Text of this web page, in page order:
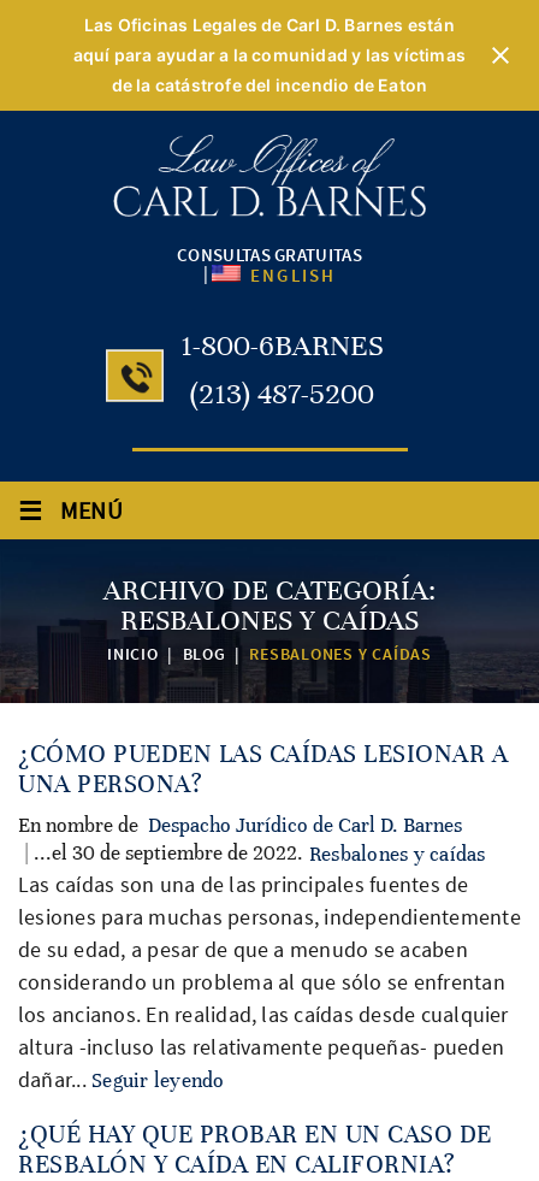
Las Oficinas Legales de Carl D. Barnes están
aquí para ayudar a la comunidad y las víctimas
de la catástrofe del incendio de Eaton
CONSULTAS GRATUITAS
| ENGLISH
1-800-6BARNES
(213) 487-5200
≡ MENÚ
ARCHIVO DE CATEGORÍA:
RESBALONES Y CAÍDAS
INICIO | BLOG | RESBALONES Y CAÍDAS
¿CÓMO PUEDEN LAS CAÍDAS LESIONAR A
UNA PERSONA?
En nombre de Despacho Jurídico de Carl D. Barnes
| ...el 30 de septiembre de 2022. Resbalones y caídas
Las caídas son una de las principales fuentes de
lesiones para muchas personas, independientemente
de su edad, a pesar de que a menudo se acaben
considerando un problema al que sólo se enfrentan
los ancianos. En realidad, las caídas desde cualquier
altura -incluso las relativamente pequeñas- pueden
dañar... Seguir leyendo
¿QUÉ HAY QUE PROBAR EN UN CASO DE
RESBALÓN Y CAÍDA EN CALIFORNIA?